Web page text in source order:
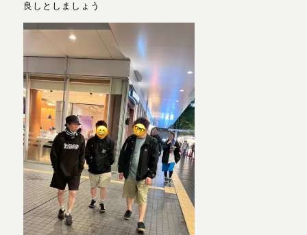
良しとしましょう